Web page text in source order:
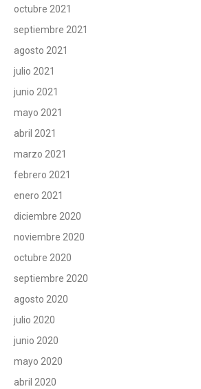
octubre 2021
septiembre 2021
agosto 2021
julio 2021
junio 2021
mayo 2021
abril 2021
marzo 2021
febrero 2021
enero 2021
diciembre 2020
noviembre 2020
octubre 2020
septiembre 2020
agosto 2020
julio 2020
junio 2020
mayo 2020
abril 2020